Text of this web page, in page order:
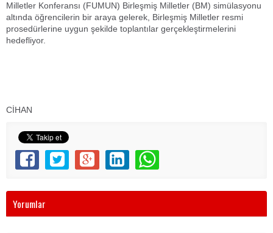
Milletler Konferansı (FUMUN) Birleşmiş Milletler (BM) simülasyonu
altında öğrencilerin bir araya gelerek, Birleşmiş Milletler resmi
prosedürlerine uygun şekilde toplantılar gerçekleştirmelerini
hedefliyor.
CİHAN
Yorumlar